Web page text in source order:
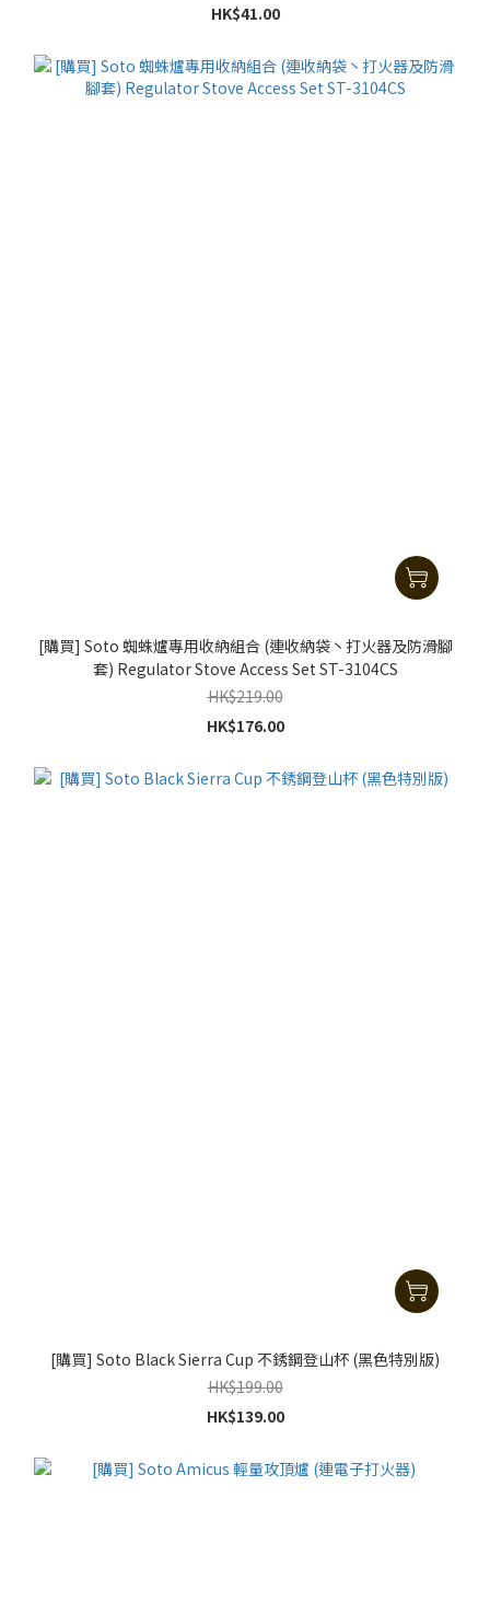
HK$41.00
[購買] Soto 蜘蛛爐專用收納組合 (連收納袋丶打火器及防滑腳
套) Regulator Stove Access Set ST-3104CS
HK$219.00
HK$176.00
[購買] Soto Black Sierra Cup 不銹鋼登山杯 (黑色特別版)
HK$199.00
HK$139.00